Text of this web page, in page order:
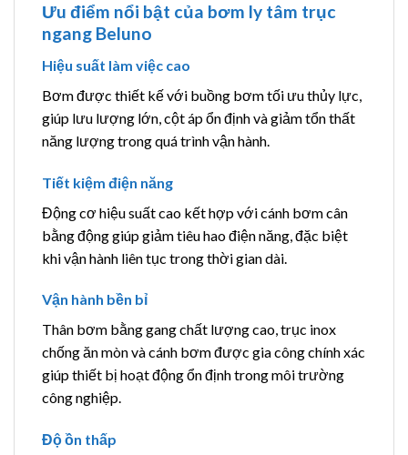
Ưu điểm nổi bật của bơm ly tâm trục
ngang Beluno
Hiệu suất làm việc cao
Bơm được thiết kế với buồng bơm tối ưu thủy lực,
giúp lưu lượng lớn, cột áp ổn định và giảm tổn thất
năng lượng trong quá trình vận hành.
Tiết kiệm điện năng
Động cơ hiệu suất cao kết hợp với cánh bơm cân
bằng động giúp giảm tiêu hao điện năng, đặc biệt
khi vận hành liên tục trong thời gian dài.
Vận hành bền bỉ
Thân bơm bằng gang chất lượng cao, trục inox
chống ăn mòn và cánh bơm được gia công chính xác
giúp thiết bị hoạt động ổn định trong môi trường
công nghiệp.
Độ ồn thấp